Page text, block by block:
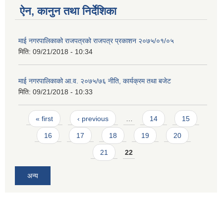
ऐन, कानुन तथा निर्देशिका
माई नगरपालिकाको राजपत्रको राजपत्र प्रकाशन २०७५/०१/०५
मिति: 09/21/2018 - 10:34
माई नगरपालिकाको आ.व. २०७५/७६ नीति, कार्यक्रम तथा बजेट
मिति: 09/21/2018 - 10:33
Pages
« first ‹ previous … 14 15
16 17 18 19 20
21 22
अन्य